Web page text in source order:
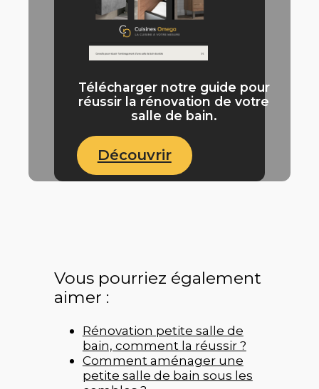
Télécharger notre guide pour
réussir la rénovation de votre
salle de bain.
Découvrir
Vous pourriez également
aimer :
Rénovation petite salle de
bain, comment la réussir ?
Comment aménager une
petite salle de bain sous les